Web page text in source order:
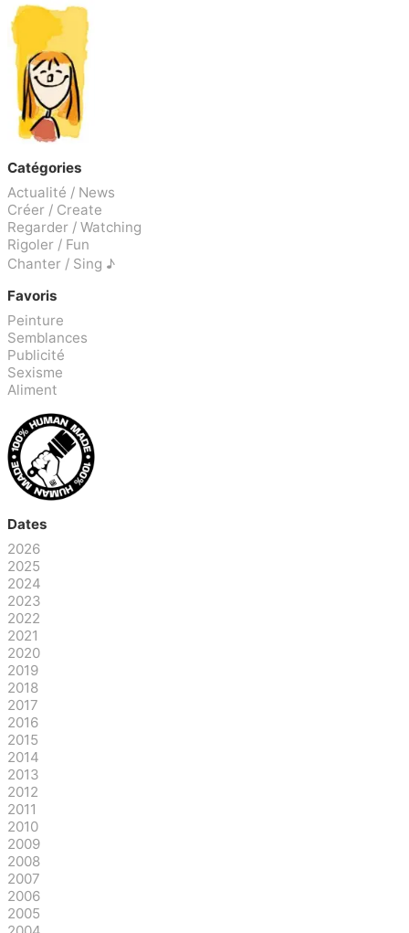
Catégories
Actualité / News
Créer / Create
Regarder / Watching
Rigoler / Fun
Chanter / Sing ♪
Favoris
Peinture
Semblances
Publicité
Sexisme
Aliment
Dates
2026
2025
2024
2023
2022
2021
2020
2019
2018
2017
2016
2015
2014
2013
2012
2011
2010
2009
2008
2007
2006
2005